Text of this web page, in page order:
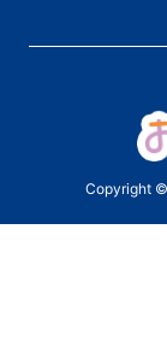
Copyright